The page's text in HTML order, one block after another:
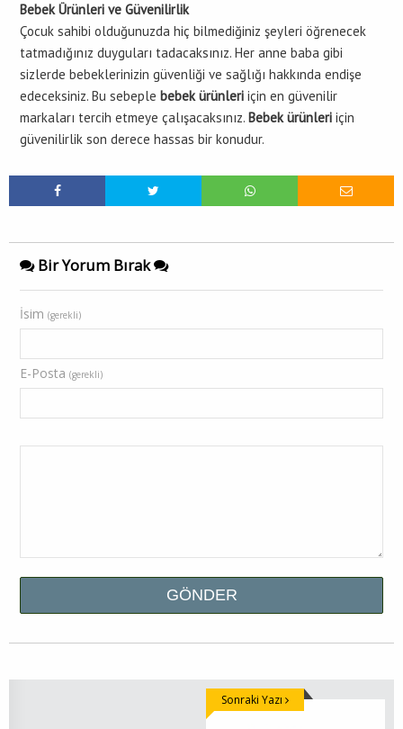
Bebek Ürünleri ve Güvenilirlik
Çocuk sahibi olduğunuzda hiç bilmediğiniz şeyleri öğrenecek
tatmadığınız duyguları tadacaksınız. Her anne baba gibi
sizlerde bebeklerinizin güvenliği ve sağlığı hakkında endişe
edeceksiniz. Bu sebeple bebek ürünleri için en güvenilir
markaları tercih etmeye çalışacaksınız. Bebek ürünleri için
güvenilirlik son derece hassas bir konudur.
Bir Yorum Bırak
İsim (gerekli)
E-Posta (gerekli)
Sonraki Yazı